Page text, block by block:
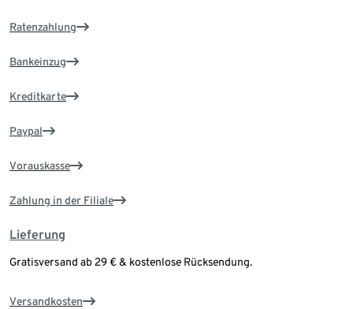
Ratenzahlung
Bankeinzug
Kreditkarte
Paypal
Vorauskasse
Zahlung in der Filiale
Lieferung
Gratisversand ab 29 € & kostenlose Rücksendung.
Versandkosten